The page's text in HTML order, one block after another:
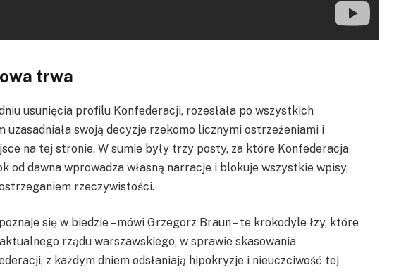
trwa
usunięcia profilu Konfederacji, rozesłała po wszystkich
uzasadniała swoją decyzje rzekomo licznymi ostrzeżeniami i
na tej stronie. W sumie były trzy posty, za które Konfederacja
od dawna wprowadza własną narracje i blokuje wszystkie wpisy,
rzeczywistości.
się w biedzie – mówi Grzegorz Braun – te krokodyle łzy, które
rządu warszawskiego, w sprawie skasowania
z każdym dniem odsłaniają hipokryzje i nieuczciwość tej